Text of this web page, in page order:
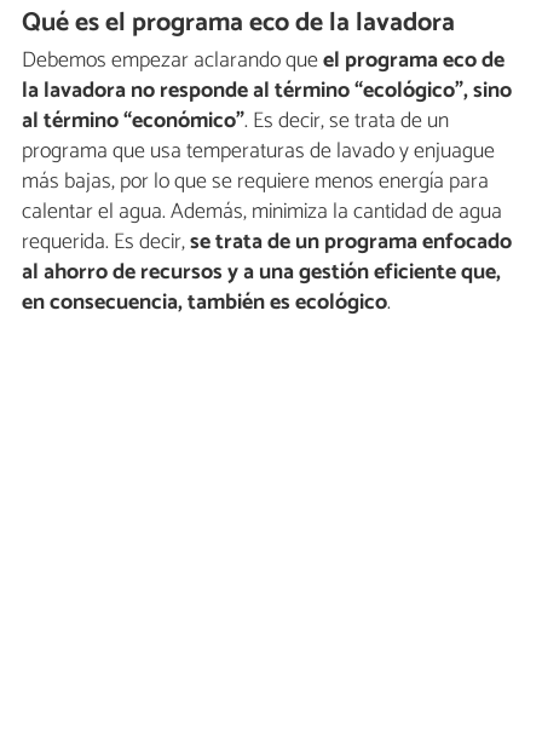
Qué es el programa eco de la lavadora
Debemos empezar aclarando queel programa eco de
la lavadora no responde al término “ecológico”, sino
al término “económico”. Es decir, se trata de un
programa que usa temperaturas de lavado y enjuague
más bajas, por lo que se requiere menos energía para
calentar el agua. Además, minimiza la cantidad de agua
requerida. Es decir,se trata de un programa enfocado
al ahorro de recursos y a una gestión eficiente que,
en consecuencia, también es ecológico.